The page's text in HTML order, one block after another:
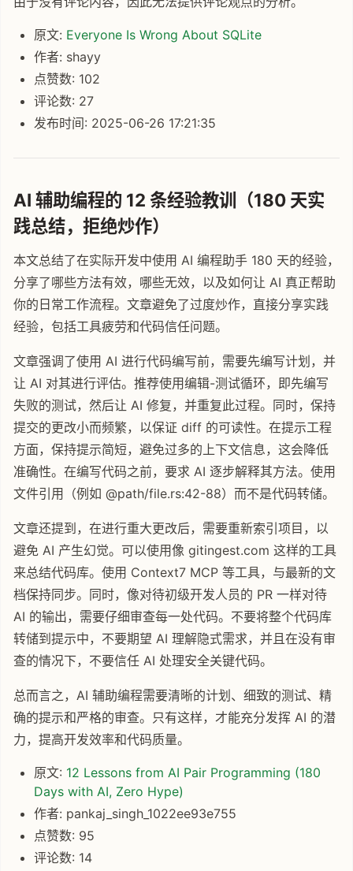
原文: Everyone Is Wrong About SQLite
作者: shayy
点赞数: 102
评论数: 27
发布时间: 2025-06-26 17:21:35
AI 辅助编程的 12 条经验教训（180 天实
践总结，拒绝炒作）
本文总结了在实际开发中使用 AI 编程助手 180 天的经验，
分享了哪些方法有效，哪些无效，以及如何让 AI 真正帮助
你的日常工作流程。文章避免了过度炒作，直接分享实践
经验，包括工具疲劳和代码信任问题。
文章强调了使用 AI 进行代码编写前，需要先编写计划，并
让 AI 对其进行评估。推荐使用编辑-测试循环，即先编写
失败的测试，然后让 AI 修复，并重复此过程。同时，保持
提交的更改小而频繁，以保证 diff 的可读性。在提示工程
方面，保持提示简短，避免过多的上下文信息，这会降低
准确性。在编写代码之前，要求 AI 逐步解释其方法。使用
文件引用（例如 @path/file.rs:42-88）而不是代码转储。
文章还提到，在进行重大更改后，需要重新索引项目，以
避免 AI 产生幻觉。可以使用像 gitingest.com 这样的工具
来总结代码库。使用 Context7 MCP 等工具，与最新的文
档保持同步。同时，像对待初级开发人员的 PR 一样对待
AI 的输出，需要仔细审查每一处代码。不要将整个代码库
转储到提示中，不要期望 AI 理解隐式需求，并且在没有审
查的情况下，不要信任 AI 处理安全关键代码。
总而言之，AI 辅助编程需要清晰的计划、细致的测试、精
确的提示和严格的审查。只有这样，才能充分发挥 AI 的潜
力，提高开发效率和代码质量。
原文: 12 Lessons from AI Pair Programming (180
Days with AI, Zero Hype)
作者: pankaj_singh_1022ee93e755
点赞数: 95
评论数: 14